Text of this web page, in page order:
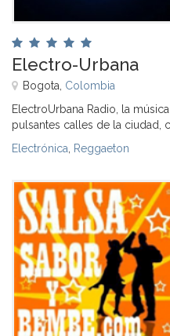
Electro-Urbana
Bogota, Colombia
ElectroUrbana Radio, la
pulsantes calles de la ciudad,
Electrónica Reggaeton